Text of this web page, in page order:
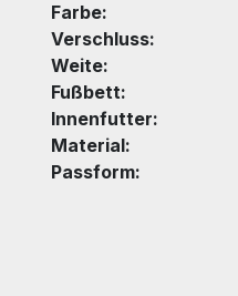
Farbe:
Verschluss:
Weite:
Fußbett:
Innenfutter:
Material:
Passform: